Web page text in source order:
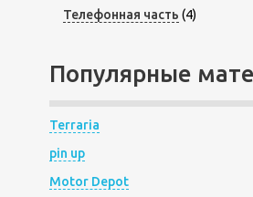
Телефонная часть (4)
Популярные
Terraria
pin up
Motor Depot